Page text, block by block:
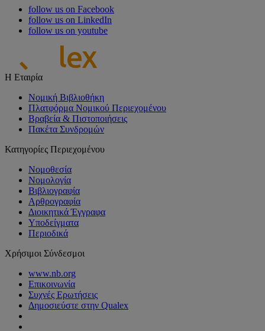
follow us on Facebook
follow us on LinkedIn
follow us on youtube
Η Εταιρία
Νομική Βιβλιοθήκη
Πλατφόρμα Νομικού Περιεχομένου
Βραβεία & Πιστοποιήσεις
Πακέτα Συνδρομών
Κατηγορίες Περιεχομένου
Νομοθεσία
Νομολογία
Βιβλιογραφία
Αρθρογραφία
Διοικητικά Έγγραφα
Υποδείγματα
Περιοδικά
Χρήσιμοι Σύνδεσμοι
www.nb.org
Επικοινωνία
Συχνές Ερωτήσεις
Δημοσιεύστε στην Qualex